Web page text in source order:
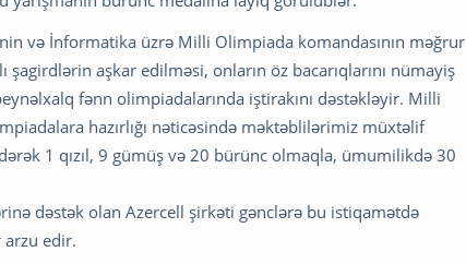
və İnformatika üzrə Milli Olimpiada komandasının məğrur
şagirdlərin aşkar edilməsi, onların öz bacarıqlarını nümayiş
fənn olimpiadalarında iştirakını dəstəkləyir. Milli
hazırlığı nəticəsində məktəblilərimiz müxtəlif
1 qızıl, 9 gümüş və 20 bürünc olmaqla, ümumilikdə 30
dəstək olan Azercell şirkəti gənclərə bu istiqamətdə
arzu edir.